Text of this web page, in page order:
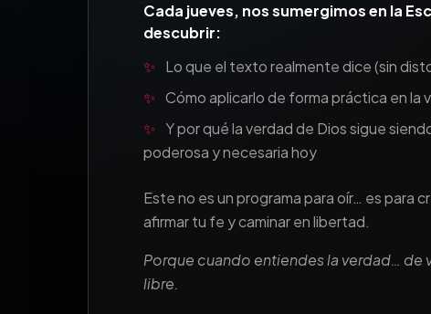
Cada jueves, nos sumergimos en la
descubrir:
✨
Lo que el texto realmente dice (sin
✨ Cómo aplicarlo de forma práctica en la
✨
Y por qué la verdad de Dios sigue
poderosa y necesaria hoy
Este no es un programa para oír… es para
afirmar tu fe y caminar en libertad.
Porque cuando entiendes la verdad… de
libre.